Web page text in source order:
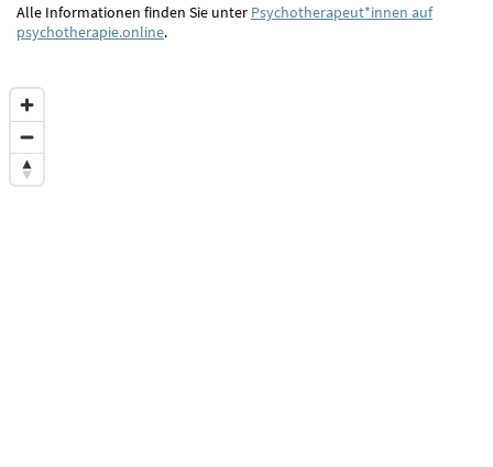
Alle Informationen finden Sie unter Psychotherapeut*innen auf
psychotherapie.online.